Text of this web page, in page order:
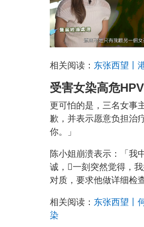
相关阅读： 东张西望丨
受害女染高危
更可怕的是，三名女事
歉，并表示愿意负担治
你。」
陈小姐崩溃表示：「我
诚，𠮶一刻突然觉得，
对质，要求他做详细检
相关阅读： 东张西望丨
染